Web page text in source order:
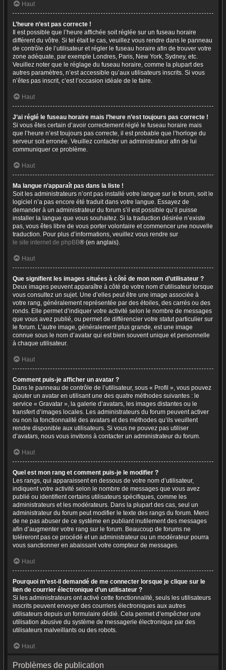
Haut
L’heure n’est pas correcte !
Il est possible que l’heure affichée soit réglée sur un fuseau horaire
différent du vôtre. Si tel était le cas, veuillez vous rendre dans le panneau
de contrôle de l’utilisateur et régler le fuseau horaire afin de trouver votre
zone adéquate, par exemple Londres, Paris, New York, Sydney, etc.
Veuillez noter que le réglage du fuseau horaire, comme la plupart des
autres paramètres, n’est accessible qu’aux utilisateurs inscrits. Si vous
n’êtes pas inscrit, c’est l’occasion idéale de le faire.
Haut
J’ai réglé le fuseau horaire mais l’heure n’est toujours pas correcte !
Si vous êtes certain d’avoir correctement réglé le fuseau horaire mais
que l’heure n’est toujours pas correcte, il est probable que l’horloge du
serveur soit erronée. Veuillez contacter un administrateur afin de lui
communiquer ce problème.
Haut
Ma langue n’apparaît pas dans la liste !
Soit les administrateurs n’ont pas installé votre langue sur le forum, soit le
logiciel n’a pas encore été traduit dans votre langue. Essayez de
demander à un administrateur du forum s’il est possible qu’il puisse
installer la langue que vous souhaitez. Si la traduction désirée n’existe
pas, vous êtes libre de vous porter volontaire et commencer une nouvelle
traduction. Pour plus d’informations, veuillez vous rendre sur
le site internet de phpBB® (en anglais).
Haut
Que signifient les images situées à côté de mon nom d’utilisateur ?
Deux images peuvent apparaître à côté de votre nom d’utilisateur lorsque
vous consultez un sujet. Une d’elles peut être une image associée à
votre rang, généralement représentée par des étoiles, des carrés ou des
ronds. Elle permet d’indiquer votre activité selon le nombre de messages
que vous avez publié, ou permet de différencier votre statut particulier sur
le forum. L’autre image, généralement plus grande, est une image
connue sous le nom d’avatar qui est bien souvent unique et personnelle
à chaque utilisateur.
Haut
Comment puis-je afficher un avatar ?
Dans le panneau de contrôle de l’utilisateur, sous « Profil », vous pouvez
ajouter un avatar en utilisant une des quatre méthodes suivantes : le
service « Gravatar », la galerie d’avatars, les images distantes ou le
transfert d’images locales. Les administrateurs du forum peuvent activer
ou non la fonctionnalité des avatars et des méthodes qu’ils veuillent
rendre disponible aux utilisateurs. Si vous ne pouvez pas utiliser
d’avatars, nous vous invitons à contacter un administrateur du forum.
Haut
Quel est mon rang et comment puis-je le modifier ?
Les rangs, qui apparaissent en dessous de votre nom d’utilisateur,
indiquent votre activité selon le nombre de messages que vous avez
publié ou identifient certains utilisateurs spécifiques, comme les
administrateurs et les modérateurs. Dans la plupart des cas, seul un
administrateur du forum peut modifier le texte des rangs du forum. Merci
de ne pas abuser de ce système en publiant inutilement des messages
afin d’augmenter votre rang sur le forum. Beaucoup de forums ne
toléreront pas ce procédé et un administrateur ou un modérateur pourra
vous sanctionner en abaissant votre compteur de messages.
Haut
Pourquoi m’est-il demandé de me connecter lorsque je clique sur le
lien de courrier électronique d’un utilisateur ?
Si les administrateurs ont activé cette fonctionnalité, seuls les utilisateurs
inscrits peuvent envoyer des courriers électroniques aux autres
utilisateurs depuis un formulaire dédié. Cela permet d’empêcher une
utilisation abusive du système de messagerie électronique par des
utilisateurs malveillants ou des robots.
Haut
Problèmes de publication